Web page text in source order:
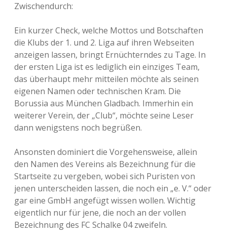
Zwischendurch:
Ein kurzer Check, welche Mottos und Botschaften
die Klubs der 1. und 2. Liga auf ihren Webseiten
anzeigen lassen, bringt Ernüchterndes zu Tage. In
der ersten Liga ist es lediglich ein einziges Team,
das überhaupt mehr mitteilen möchte als seinen
eigenen Namen oder technischen Kram. Die
Borussia aus München Gladbach. Immerhin ein
weiterer Verein, der „Club“, möchte seine Leser
dann wenigstens noch begrüßen.
Ansonsten dominiert die Vorgehensweise, allein
den Namen des Vereins als Bezeichnung für die
Startseite zu vergeben, wobei sich Puristen von
jenen unterscheiden lassen, die noch ein „e. V.“ oder
gar eine GmbH angefügt wissen wollen. Wichtig
eigentlich nur für jene, die noch an der vollen
Bezeichnung des FC Schalke 04 zweifeln.